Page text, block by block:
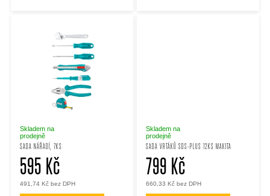
ů
SADA NÁŘADÍ, 7KS
Skladem na
prodejně
491,74 Kč bez DPH
595 Kč
SADA VRTÁKŮ SDS-PLUS 12KS MAKITA
Skladem na
prodejně
660,33 Kč bez DPH
799 Kč